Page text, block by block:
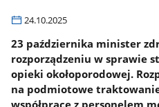
24.10.2025
23 października minister
rozporządzeniu w sprawie
opieki okołoporodowej.
na podmiotowe
współpracę z personelem